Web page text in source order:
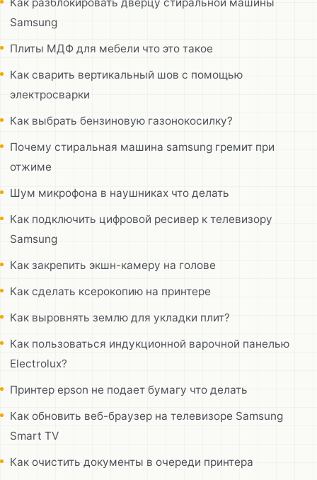
Samsung
Плиты МДФ для мебели что это такое
Как сварить вертикальный шов с помощью
электросварки
Как выбрать бензиновую газонокосилку?
Почему стиральная машина samsung гремит при
отжиме
Шум микрофона в наушниках что делать
Как подключить цифровой ресивер к телевизору
Samsung
Как закрепить экшн-камеру на голове
Как сделать ксерокопию на принтере
Как выровнять землю для укладки плит?
Как пользоваться индукционной варочной панелью
Electrolux?
Принтер epson не подает бумагу что делать
Как обновить веб-браузер на телевизоре Samsung
Smart TV
Как очистить документы в очереди принтера